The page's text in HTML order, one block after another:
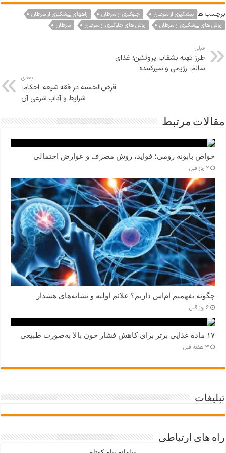
برچسب ها پیشگیری از سرطان جلوگیری از سرطان
راههای پیشگیری از سرطان
روش های پیشگیری از سرطان
روش های جلوگیری از سرطان سرطان
قبلی
طرز تهیه بشقاب پروتئین؛ غذای
سالم، رژیمی و سیرکننده
بعدی
قرض‌الحسنه در فقه شیعه؛ احکام،
شرایط و آداب شرعی آن
مقالات مرتبط
خواص بابونه رومی؛ فواید، روش مصرف و عوارض احتمالی
2 روز قبل
چگونه بفهمیم ام‌اس داریم؟ علائم اولیه و نشانه‌های هشدار
6 روز قبل
۱۷ ماده غذایی برتر برای کاهش فشار خون بالا به‌صورت طبیعی
3 هفته قبل
تبلیغات
راه های ارتباطی